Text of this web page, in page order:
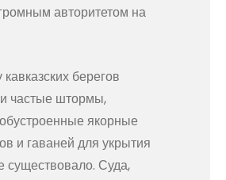
авторитетом на
берегов
частые штормы,
якорные
и гаваней для укрытия
существовало. Суда,